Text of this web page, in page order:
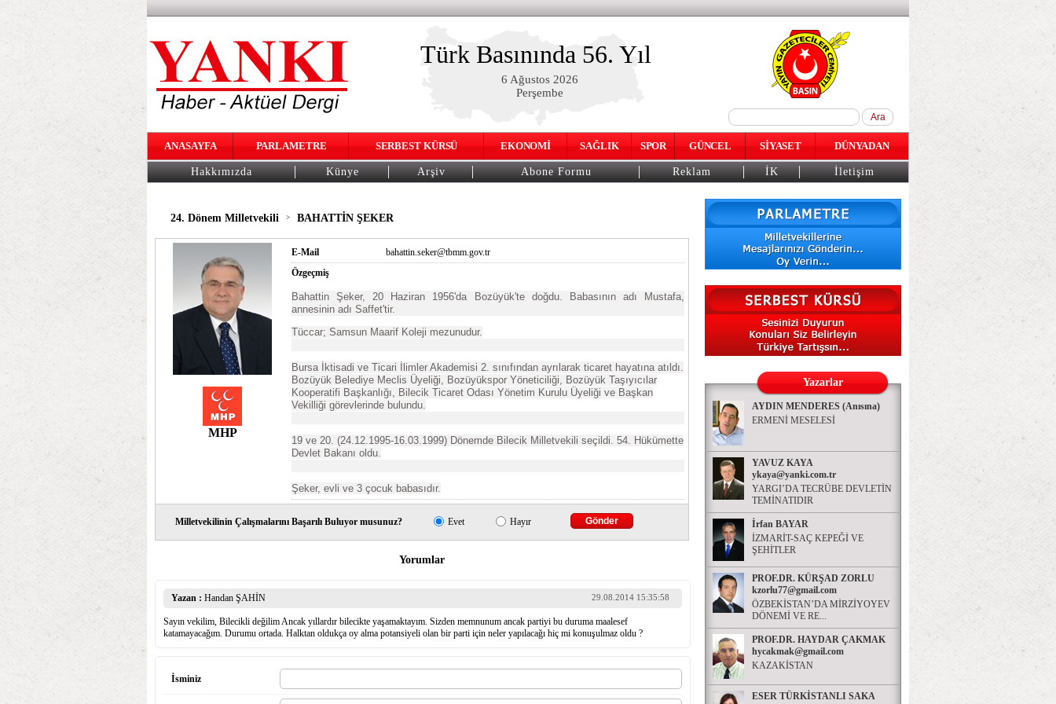
Türk Basınında 56. Yıl
6 Ağustos 2026
Perşembe
ANASAYFA PARLAMETRE SERBEST KÜRSÜ EKONOMİ SAĞLIK SPOR GÜNCEL SİYASET DÜNYADAN
Hakkımızda Künye Arşiv Abone Formu Reklam İK İletişim
24. Dönem Milletvekili > BAHATTİN ŞEKER
MHP
E-Mail
bahattin.seker@tbmm.gov.tr
Özgeçmiş
Bahattin Şeker, 20 Haziran 1956'da Bozüyük'te doğdu. Babasının adı Mustafa,
annesinin adı Saffet'tir.
Tüccar; Samsun Maarif Koleji mezunudur.
Bursa İktisadi ve Ticari İlimler Akademisi 2. sınıfından ayrılarak ticaret hayatına atıldı.
Bozüyük Belediye Meclis Üyeliği, Bozüyükspor Yöneticiliği, Bozüyük Taşıyıcılar
Kooperatifi Başkanlığı, Bilecik Ticaret Odası Yönetim Kurulu Üyeliği ve Başkan
Vekilliği görevlerinde bulundu.
19 ve 20. (24.12.1995-16.03.1999) Dönemde Bilecik Milletvekili seçildi. 54. Hükümette
Devlet Bakanı oldu.
Şeker, evli ve 3 çocuk babasıdır.
Milletvekilinin Çalışmalarını Başarılı Buluyor musunuz? Evet Hayır
Yorumlar
Yazan : Handan ŞAHİN 29.08.2014 15:35:58
Sayın vekilim, Bilecikli değilim Ancak yıllardır bilecikte yaşamaktayım. Sizden memnunum ancak partiyi bu duruma maalesef
katamayacağım. Durumu ortada. Halktan oldukça oy alma potansiyeli olan bir parti için neler yapılacağı hiç mi konuşulmaz oldu ?
İsminiz
Yazarlar
AYDIN MENDERES (Anısına)
ERMENİ MESELESİ
YAVUZ KAYA
ykaya@yanki.com.tr
YARGI’DA TECRÜBE DEVLETİN
TEMİNATIDIR
İrfan BAYAR
İZMARİT-SAÇ KEPEĞİ VE
ŞEHİTLER
PROF.DR. KÜRŞAD ZORLU
kzorlu77@gmail.com
ÖZBEKİSTAN’DA MİRZİYOYEV
DÖNEMİ VE RE...
PROF.DR. HAYDAR ÇAKMAK
hycakmak@gmail.com
KAZAKİSTAN
ESER TÜRKİSTANLI SAKA